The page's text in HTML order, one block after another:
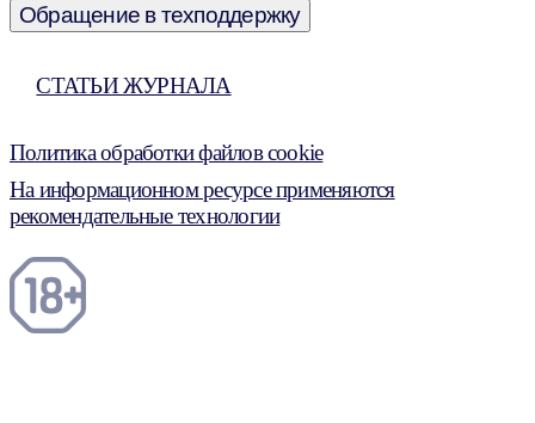
Обращение в техподдержку
СТАТЬИ ЖУРНАЛА
Политика обработки файлов cookie
На информационном ресурсе применяются
рекомендательные технологии